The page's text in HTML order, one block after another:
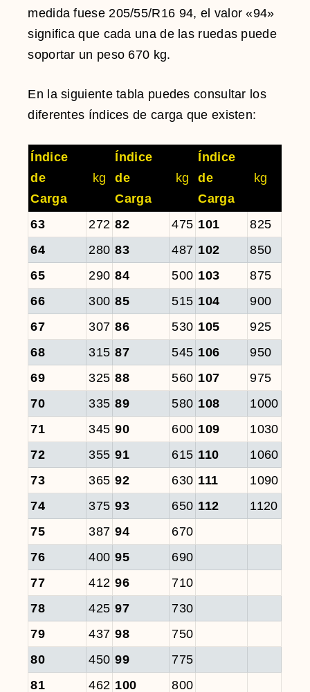
medida fuese 205/55/R16 94, el valor «94»
significa que cada una de las ruedas puede
soportar un peso 670 kg.
En la siguiente tabla puedes consultar los
diferentes índices de carga que existen:
Índice
de
Carga
kg
Índice
de
Carga
kg
Índice
de
Carga
kg
63 272 82 475 101
825
64
280 83 487 102
850
65
290 84 500 103
875
66
300 85 515 104
900
67
307 86 530 105
925
68
315 87 545 106
950
69
325 88 560 107
975
70
335 89 580 108
1000
71
345 90 600 109
1030
72
355 91 615 110
1060
73
365 92 630 111
1090
74
375 93 650 112
1120
75
387 94
670
76
400 95
690
77
412 96
710
78
425 97
730
79
437 98
750
80
450 99
775
81
462 100 800